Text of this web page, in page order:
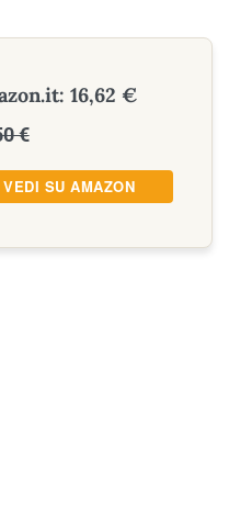
16,62 €
€
VEDI SU AMAZON